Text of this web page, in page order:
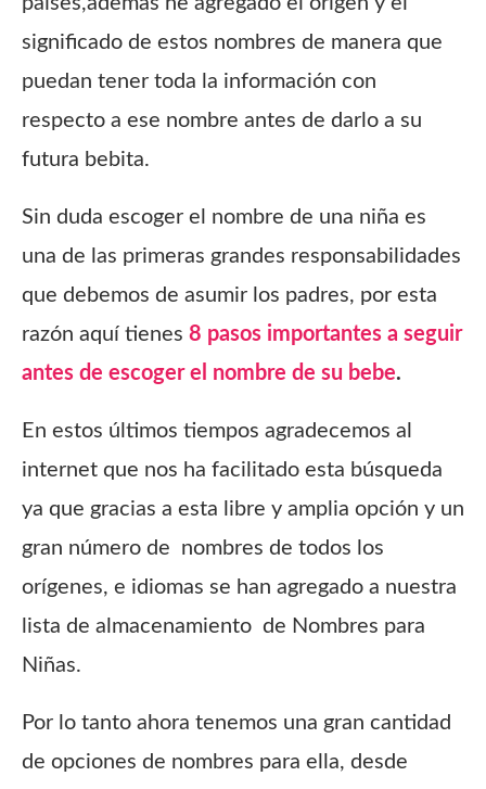
significado de estos nombres de manera que
puedan tener toda la información con
respecto a ese nombre antes de darlo a su
futura bebita.
Sin duda escoger el nombre de una niña es
una de las primeras grandes responsabilidades
que debemos de asumir los padres, por esta
razón aquí tienes 8 pasos importantes a seguir
antes de escoger el nombre de su bebe.
En estos últimos tiempos agradecemos al
internet que nos ha facilitado esta búsqueda
ya que gracias a esta libre y amplia opción y un
gran número de nombres de todos los
orígenes, e idiomas se han agregado a nuestra
lista de almacenamiento de Nombres para
Niñas.
Por lo tanto ahora tenemos una gran cantidad
de opciones de nombres para ella, desde